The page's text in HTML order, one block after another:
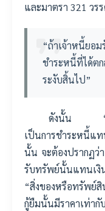
และมาตรา 321 ว
“ถ้าเจ้าหนี้ยอ
ชำระหนี้ที่ได้ต
ระงับสิ้นไป”
ดังนั้น “กา
เป็นการชำระหนี้แ
นั้น จะต้องปรากฏว่
รับทรัพย์นั้นแทนเ
“สิ่งของหรือทรัพย์
กู้ยืมนั้นมีราคาเท่ากั